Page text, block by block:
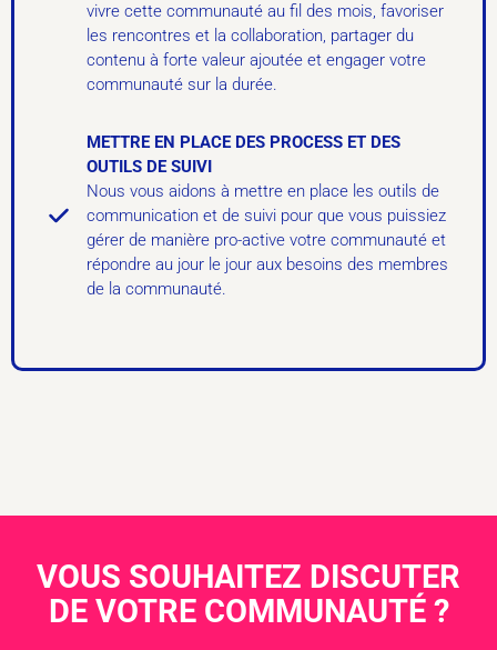
vivre cette communauté au fil des mois, favoriser
les rencontres et la collaboration, partager du
contenu à forte valeur ajoutée et engager votre
communauté sur la durée.
METTRE EN PLACE DES PROCESS ET DES
OUTILS DE SUIVI
Nous vous aidons à mettre en place les outils de
communication et de suivi pour que vous puissiez
gérer de manière pro-active votre communauté et
répondre au jour le jour aux besoins des membres
de la communauté.
VOUS SOUHAITEZ DISCUTER
DE VOTRE COMMUNAUTÉ ?